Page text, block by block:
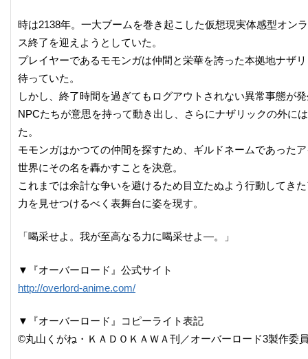
時は2138年。一大ブームを巻き起こした仮想現実体感型オン
ス終了を迎えようとしていた。
プレイヤーであるモモンガは仲間と栄華を誇った本拠地ナザ
待っていた。
しかし、終了時間を過ぎてもログアウトされない異常事態が
NPCたちが意思を持って動き出し、さらにナザリックの外に
た。
モモンガはかつての仲間を探すため、ギルドネームであった
世界にその名を轟かすことを決意。
これまでは余計な争いを避けるため目立たぬよう行動してき
力を見せつけるべく表舞台に姿を現す。
「喝采せよ。我が至高なる力に喝采せよ―。」
▼『オーバーロード』公式サイト
http://overlord-anime.com/
▼『オーバーロード』コピーライト表記
©丸山くがね・ＫＡＤＯＫＡＷＡ刊／オーバーロード3製作委